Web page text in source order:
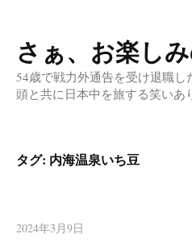
コ
ン
テ
へ
ッ
さぁ、お楽し
54歳で戦力外通告を受け退職
頭と共に日本中を旅する笑いあ
タグ: 内海温泉いち豆
2024年3月9日